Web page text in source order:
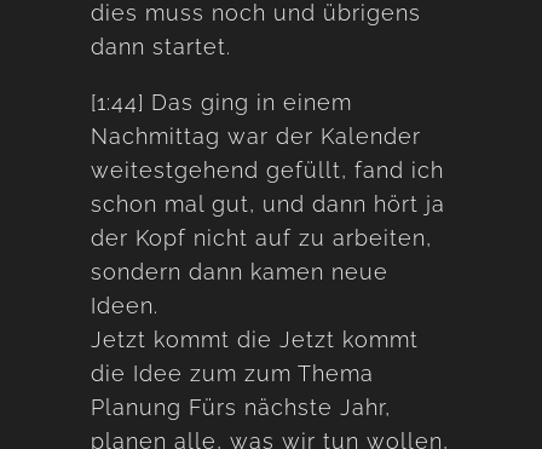
dies muss noch und übrigens
dann startet.
[1:44] Das ging in einem
Nachmittag war der Kalender
weitestgehend gefüllt, fand ich
schon mal gut, und dann hört ja
der Kopf nicht auf zu arbeiten,
sondern dann kamen neue
Ideen.
Jetzt kommt die Jetzt kommt
die Idee zum zum Thema
Planung Fürs nächste Jahr,
planen alle, was wir tun wollen,